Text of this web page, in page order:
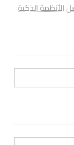
الذكية